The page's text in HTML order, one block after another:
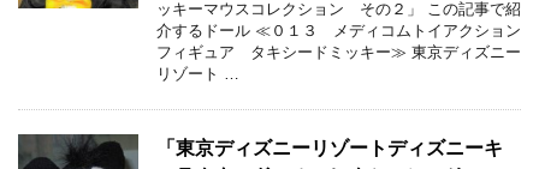
ッキーマウスコレクション その２」 この記事で紹
介するドール ≪０１３ メディコムトイアクション
フィギュア タキシードミッキー≫ 東京ディズニー
リゾート …
「東京ディズニーリゾートディズニーキ